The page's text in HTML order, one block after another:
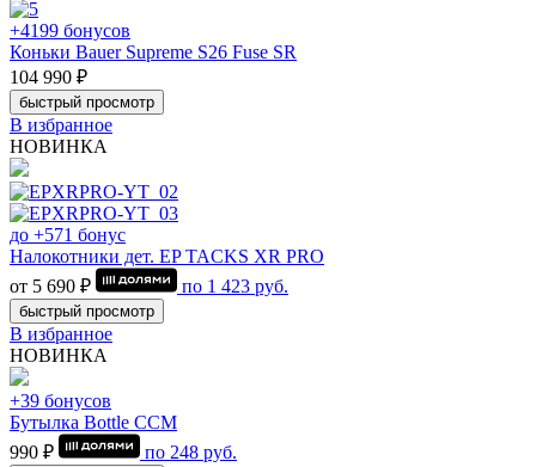
+4199 бонусов
Коньки Bauer Supreme S26 Fuse SR
104 990 ₽
быстрый просмотр
В избранное
НОВИНКА
до +571 бонус
Налокотники дет. EP TACKS XR PRO
от 5 690 ₽
по 1 423 руб.
быстрый просмотр
В избранное
НОВИНКА
+39 бонусов
Бутылка Bottle CCM
990 ₽
по 248 руб.